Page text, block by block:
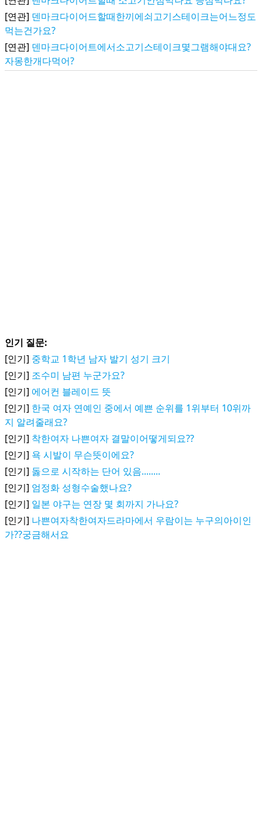
[연관] 덴마크다이어드할때한끼에쇠고기스테이크는어느정도
먹는건가요?
[연관] 덴마크다이어트에서소고기스테이크몇그램해야대요?
자몽한개다먹어?
인기 질문:
[인기] 중학교 1학년 남자 발기 성기 크기
[인기] 조수미 남편 누군가요?
[인기] 에어컨 블레이드 뜻
[인기] 한국 여자 연예인 중에서 예쁜 순위를 1위부터 10위까
지 알려줄래요?
[인기] 착한여자 나쁜여자 결말이어떻게되요??
[인기] 욕 시발이 무슨뜻이에요?
[인기] 돓으로 시작하는 단어 있음........
[인기] 엄정화 성형수술했나요?
[인기] 일본 야구는 연장 몇 회까지 가나요?
[인기] 나쁜여자착한여자드라마에서 우람이는 누구의아이인
가??궁금해서요